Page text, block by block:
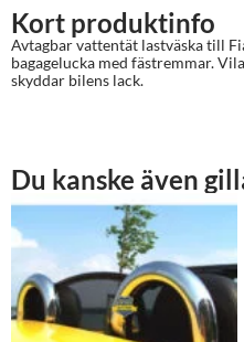
Kort produktinfo
Avtagbar vattentät lastväska till
bagagelucka med fästremmar.
skyddar bilens lack.
Du kanske även